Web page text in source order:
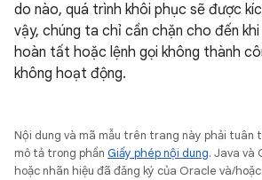
do nào, quá trình khôi phục sẽ được
vậy, chúng ta chỉ cần chặn cho đến
hoàn tất hoặc lệnh gọi không thành
không hoạt động.
Nội dung và mã mẫu trên trang này phải tuân
mô tả trong phần Giấy phép nội dung. Java và
hoặc nhãn hiệu đã đăng ký của Oracle và/